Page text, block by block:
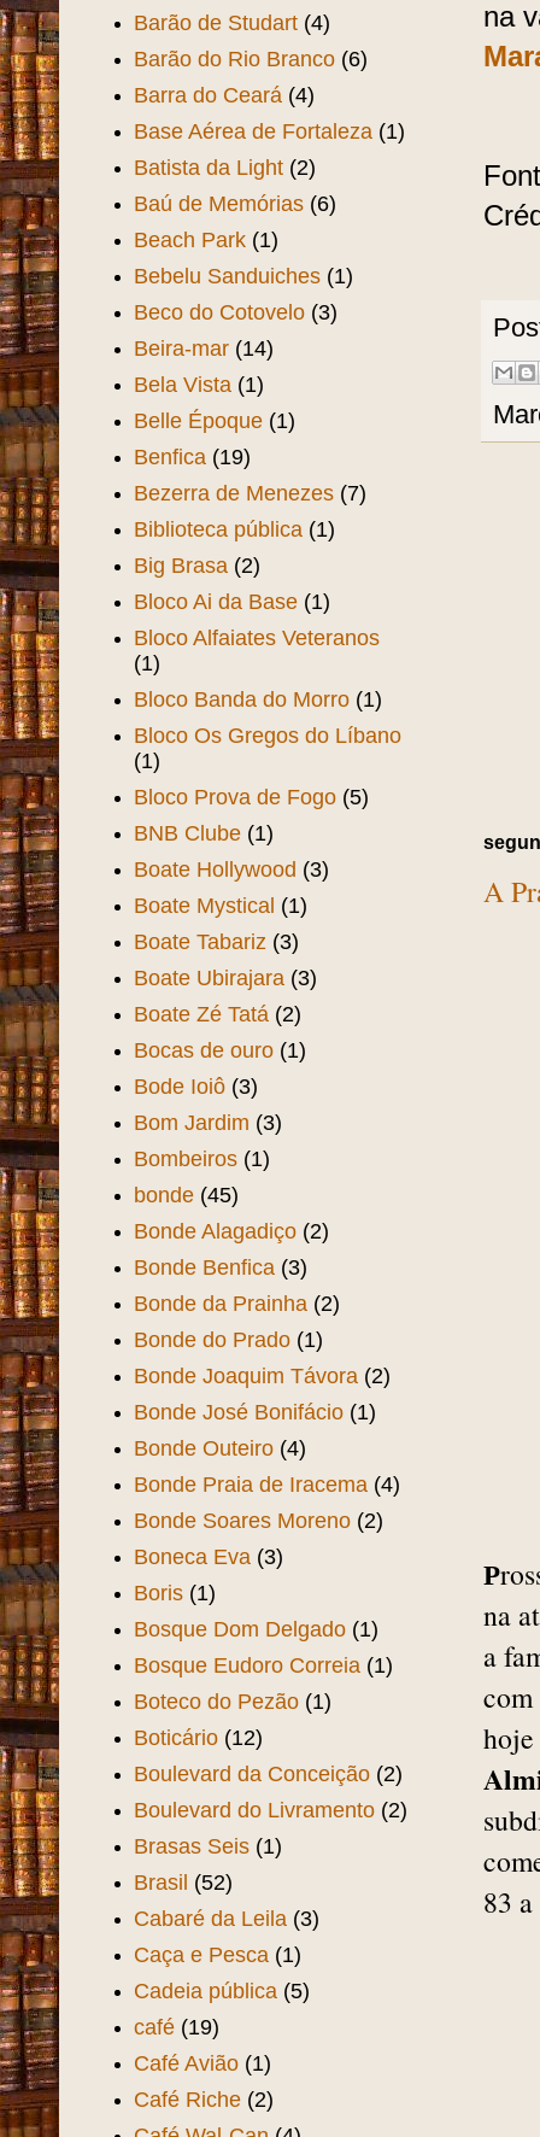
na
A
P
na
a
83
Barão de Studart (4)
Barão do Rio Branco (6)
Barra do Ceará (4)
Base Aérea de Fortaleza (1)
Batista da Light (2)
Baú de Memórias (6)
Beach Park (1)
Bebelu Sanduiches (1)
Beco do Cotovelo (3)
Beira-mar (14)
Bela Vista (1)
Belle Époque (1)
Benfica (19)
Bezerra de Menezes (7)
Biblioteca pública (1)
Big Brasa (2)
Bloco Ai da Base (1)
Bloco Alfaiates Veteranos
(1)
Bloco Banda do Morro (1)
Bloco Os Gregos do Líbano
(1)
Bloco Prova de Fogo (5)
BNB Clube (1)
Boate Hollywood (3)
Boate Mystical (1)
Boate Tabariz (3)
Boate Ubirajara (3)
Boate Zé Tatá (2)
Bocas de ouro (1)
Bode Ioiô (3)
Bom Jardim (3)
Bombeiros (1)
bonde (45)
Bonde Alagadiço (2)
Bonde Benfica (3)
Bonde da Prainha (2)
Bonde do Prado (1)
Bonde Joaquim Távora (2)
Bonde José Bonifácio (1)
Bonde Outeiro (4)
Bonde Praia de Iracema (4)
Bonde Soares Moreno (2)
Boneca Eva (3)
Boris (1)
Bosque Dom Delgado (1)
Bosque Eudoro Correia (1)
Boteco do Pezão (1)
Boticário (12)
Boulevard da Conceição (2)
Boulevard do Livramento (2)
Brasas Seis (1)
Brasil (52)
Cabaré da Leila (3)
Caça e Pesca (1)
Cadeia pública (5)
café (19)
Café Avião (1)
Café Riche (2)